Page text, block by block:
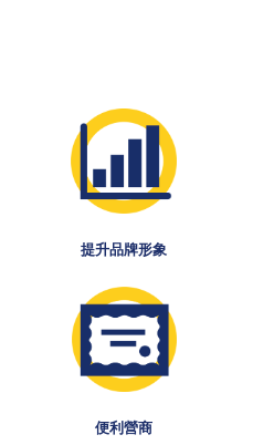
提升品牌形象
便利營商